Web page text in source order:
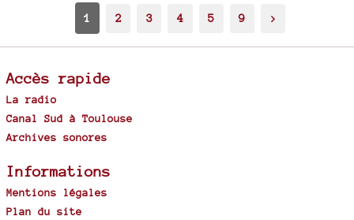
1 2 3 4 5 9 >
Accès rapide
La radio
Canal Sud à Toulouse
Archives sonores
Informations
Mentions légales
Plan du site